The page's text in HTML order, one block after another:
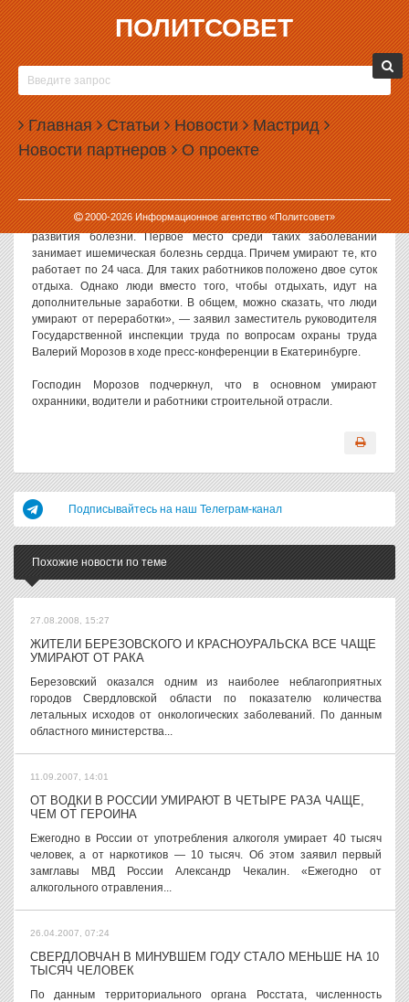
ПОЛИТСОВЕТ
Главная Статьи Новости Мастрид
Новости партнеров О проекте
2000-2026Информационное агентство «Политсовет»
30.10.2009, 12:12
В СВЕРДЛОВСКОЙ ОБЛАСТИ ОХРАННИКИ,
ВОДИТЕЛИ И СТРОИТЕЛИ УМИРАЮТ ПРЯМО
НА РАБОЧИХ МЕСТАХ
Свердловская областная инспекция по труду забила тревогу.
Количество смертей на предприятиях остается на высоком
уровне. Только за 2009 год погибло 86 человек.
«Причем 66 человек погибло не на местах производства, а от
развития болезни. Первое место среди таких заболеваний
занимает ишемическая болезнь сердца. Причем умирают те, кто
работает по 24 часа. Для таких работников положено двое суток
отдыха. Однако люди вместо того, чтобы отдыхать, идут на
дополнительные заработки. В общем, можно сказать, что люди
умирают от переработки», — заявил заместитель руководителя
Государственной инспекции труда по вопросам охраны труда
Валерий Морозов в ходе пресс-конференции в Екатеринбурге.
Господин Морозов подчеркнул, что в основном умирают
охранники, водители и работники строительной отрасли.
Подписывайтесь на наш Телеграм-канал
Похожие новости по теме
27.08.2008, 15:27
ЖИТЕЛИ БЕРЕЗОВСКОГО И КРАСНОУРАЛЬСКА ВСЕ ЧАЩЕ
УМИРАЮТ ОТ РАКА
Березовский оказался одним из наиболее неблагоприятных
городов Свердловской области по показателю количества
летальных исходов от онкологических заболеваний. По данным
областного министерства...
11.09.2007, 14:01
ОТ ВОДКИ В РОССИИ УМИРАЮТ В ЧЕТЫРЕ РАЗА ЧАЩЕ,
ЧЕМ ОТ ГЕРОИНА
Ежегодно в России от употребления алкоголя умирает 40 тысяч
человек, а от наркотиков — 10 тысяч. Об этом заявил первый
замглавы МВД России Александр Чекалин. «Ежегодно от
алкогольного отравления...
26.04.2007, 07:24
СВЕРДЛОВЧАН В МИНУВШЕМ ГОДУ СТАЛО МЕНЬШЕ НА 10
ТЫСЯЧ ЧЕЛОВЕК
По данным территориального органа Росстата, численность